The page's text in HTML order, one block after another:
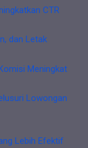
CTR
dan Letak
Meningkat
Lowongan
Lebih Efektif